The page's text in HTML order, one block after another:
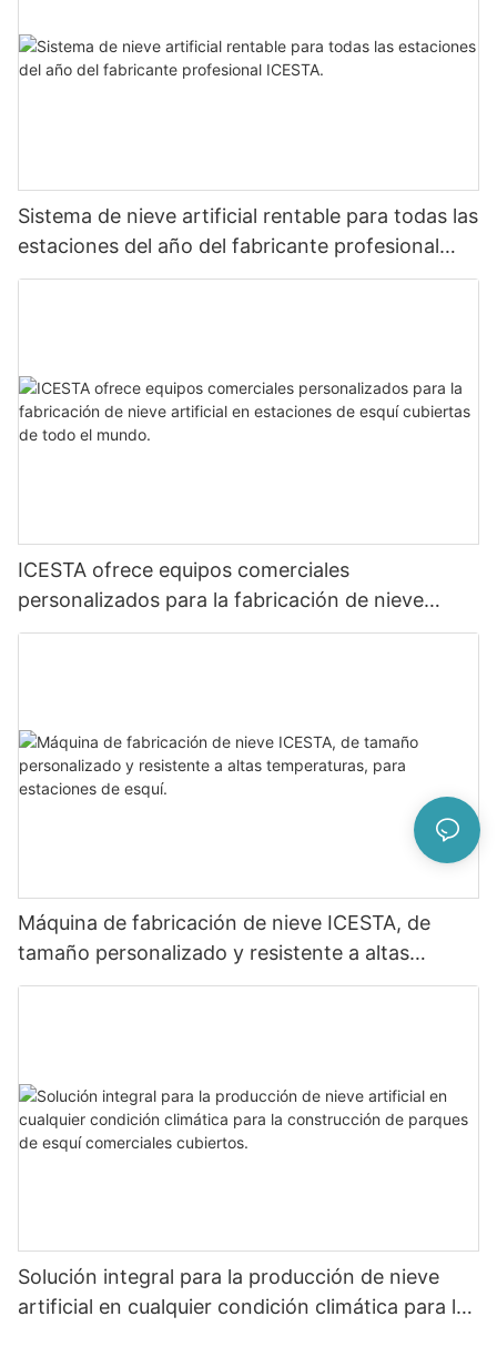
Sistema de nieve artificial rentable para todas las
estaciones del año del fabricante profesional
ICESTA.
ICESTA ofrece equipos comerciales
personalizados para la fabricación de nieve
artificial en estaciones de esquí cubiertas de
Máquina de fabricación de nieve ICESTA, de
tamaño personalizado y resistente a altas
temperaturas, para estaciones de esquí.
Solución integral para la producción de nieve
artificial en cualquier condición climática para la